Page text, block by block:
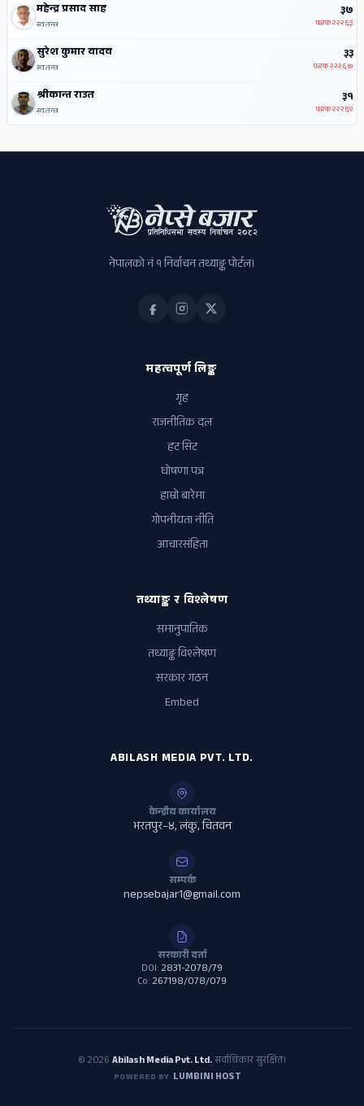
महेन्द्र प्रसाद साह
स्वतन्त्र
३७
फरक२२२६३
सुरेश कुमार यादव
स्वतन्त्र
३३
फरक२२२६७
श्रीकान्त राउत
स्वतन्त्र
३१
फरक२२२६९
नेपालको नं १ निर्वाचन तथ्याङ्क पोर्टल।
महत्वपूर्ण लिङ्क
गृह
राजनीतिक दल
हट सिट
घोषणा पत्र
हाम्रो बारेमा
गोपनीयता नीति
आचारसंहिता
तथ्याङ्क र विश्लेषण
समानुपातिक
तथ्याङ्क विश्लेषण
सरकार गठन
Embed
ABILASH MEDIA PVT. LTD.
केन्द्रीय कार्यालय
भरतपुर–४, लंकु, चितवन
सम्पर्क
nepsebajar1@gmail.com
सरकारी दर्ता
DOI: 2831-2078/79
Co: 267198/078/079
© 2026 Abilash Media Pvt. Ltd.सर्वाधिकार सुरक्षित।
POWERED BY LUMBINI HOST